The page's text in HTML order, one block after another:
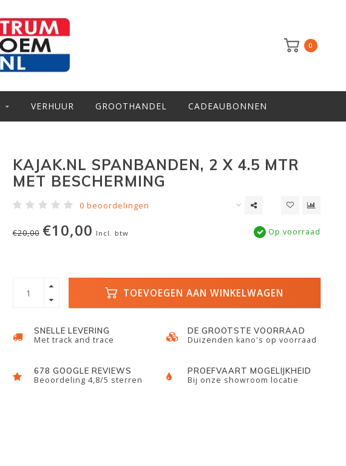
0
VERHUUR GROOTHANDEL CADEAUBONNEN
KAJAK.NL SPANBANDEN, 2 X 4.5 MTR
MET BESCHERMING
0 beoordelingen
€20,00 €10,00 Incl. btw Op voorraad
TOEVOEGEN AAN WINKELWAGEN
SNELLE LEVERING
Met track and trace
DE GROOTSTE VOORRAAD
Duizenden kano's op voorraad
678 GOOGLE REVIEWS
Beoordeling 4,8/5 sterren
PROEFVAART MOGELIJKHEID
Bij onze showroom locatie